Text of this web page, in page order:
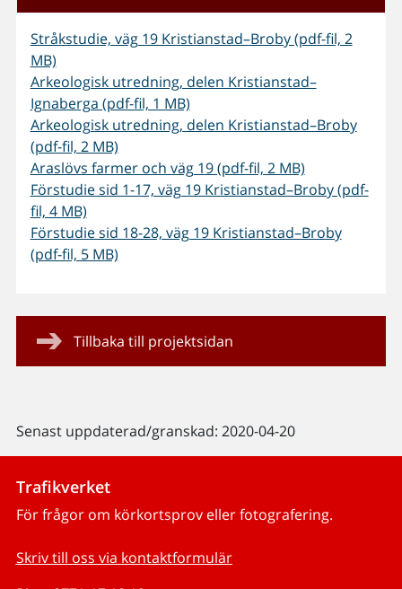
Stråkstudie, väg 19 Kristianstad–Broby (pdf-fil, 2
MB)
Arkeologisk utredning, delen Kristianstad–
Ignaberga (pdf-fil, 1 MB)
Arkeologisk utredning, delen Kristianstad–Broby
(pdf-fil, 2 MB)
Araslövs farmer och väg 19 (pdf-fil, 2 MB)
Förstudie sid 1-17, väg 19 Kristianstad–Broby (pdf-
fil, 4 MB)
Förstudie sid 18-28, väg 19 Kristianstad–Broby
(pdf-fil, 5 MB)
Tillbaka till projektsidan
Senast uppdaterad/granskad: 2020-04-20
Trafikverket
För frågor om körkortsprov eller fotografering.
Skriv till oss via kontaktformulär